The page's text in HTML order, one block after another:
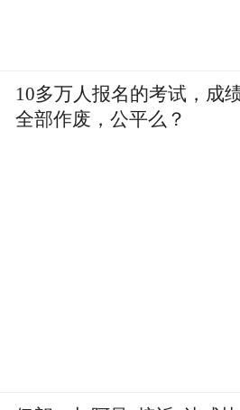
10多万人报名的考试，成
全部作废，公平么？